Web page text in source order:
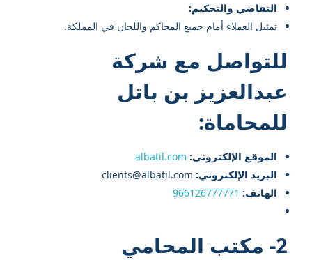
التقاضي والتحكيم:
تمثيل العملاء أمام جميع المحاكم واللجان في المملكة.
للتواصل مع شركة
عبدالعزيز بن باتل
للمحاماة:
الموقع الإلكتروني: albatil.com
البريد الإلكتروني:
الهاتف: 966126777771
2- مكتب المحامي